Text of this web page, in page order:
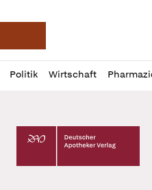
Deutsche
Politik Wirtschaft
Profil
öffnen
Daz
Pur
Deutscher Apotheker